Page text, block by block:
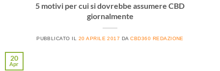
5 motivi per cui si dovrebbe assumere CBD
giornalmente
PUBBLICATO IL 20 APRILE 2017 DACBD360 REDAZIONE
20
Apr